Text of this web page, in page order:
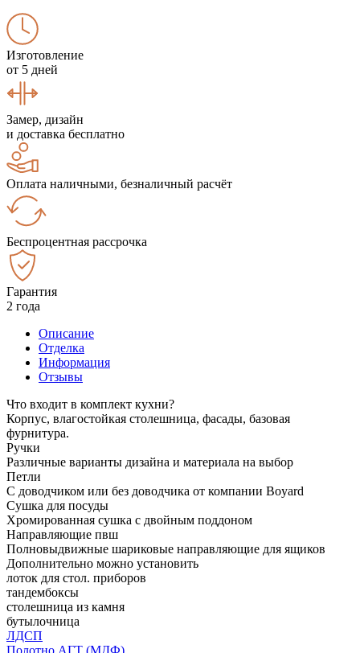
Изготовление
от 5 дней
Замер, дизайн
и доставка бесплатно
Оплата наличными, безналичный расчёт
Беспроцентная рассрочка
Гарантия
2 года
Описание
Отделка
Информация
Отзывы
Что входит в комплект кухни?
Корпус, влагостойкая столешница, фасады, базовая
фурнитура.
Ручки
Различные варианты дизайна и материала на выбор
Петли
С доводчиком или без доводчика от компании Boyard
Сушка для посуды
Хромированная сушка с двойным поддоном
Направляющие пвш
Полновыдвижные шариковые направляющие для ящиков
Дополнительно можно установить
лоток для стол. приборов
тандембоксы
столешница из камня
бутылочница
ЛДСП
Полотно АГТ (МДФ)